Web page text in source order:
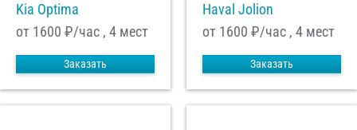
Kia Optima
от 1600 ₽/час , 4 мест
Заказать
Haval Jolion
от 1600 ₽/час , 4 мест
Заказать